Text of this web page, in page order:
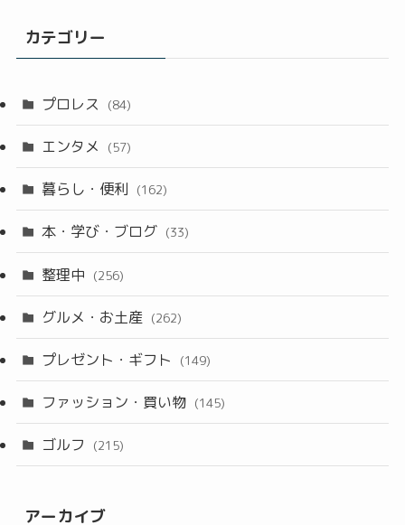
カテゴリー
プロレス (84)
エンタメ (57)
暮らし・便利 (162)
本・学び・ブログ (33)
整理中 (256)
グルメ・お土産 (262)
プレゼント・ギフト (149)
ファッション・買い物 (145)
ゴルフ (215)
アーカイブ